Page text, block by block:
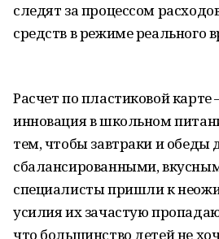
следят за процессом
средств в режиме реального
Расчет по пластиковой
инновация в школьном
тем, чтобы завтраки и обеды
сбалансированными,
специалисты пришли к
усилия их зачастую
что большинство детей не